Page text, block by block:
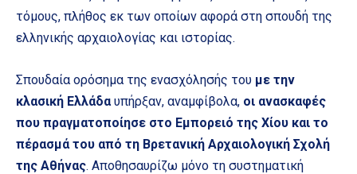
τόμους, πλήθος εκ των οποίων αφορά στη σπουδή της
ελληνικής αρχαιολογίας και ιστορίας.
Σπουδαία ορόσημα της ενασχόλησής του με την
κλασική Ελλάδαυπήρξαν, αναμφίβολα, οι ανασκαφές
που πραγματοποίησε στο Εμπορειό της Χίου και το
πέρασμά του από τη Βρετανική Αρχαιολογική Σχολή
της Αθήνας. Αποθησαυρίζω μόνο τη συστηματική